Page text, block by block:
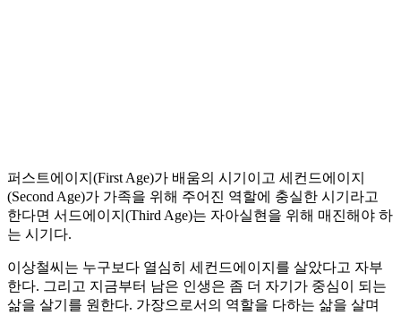
퍼스트에이지(First Age)가 배움의 시기이고 세컨드에이지
(Second Age)가 가족을 위해 주어진 역할에 충실한 시기라고
한다면 서드에이지(Third Age)는 자아실현을 위해 매진해야 하
는 시기다.
이상철씨는 누구보다 열심히 세컨드에이지를 살았다고 자부
한다. 그리고 지금부터 남은 인생은 좀 더 자기가 중심이 되는
삶을 살기를 원한다. 가장으로서의 역할을 다하는 삶을 살며